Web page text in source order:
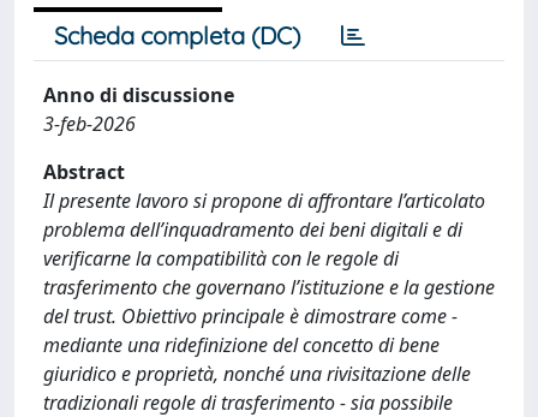
Scheda completa (DC)
Anno di discussione
3-feb-2026
Abstract
Il presente lavoro si propone di affrontare l’articolato
problema dell’inquadramento dei beni digitali e di
verificarne la compatibilità con le regole di
trasferimento che governano l’istituzione e la gestione
del trust. Obiettivo principale è dimostrare come -
mediante una ridefinizione del concetto di bene
giuridico e proprietà, nonché una rivisitazione delle
tradizionali regole di trasferimento - sia possibile